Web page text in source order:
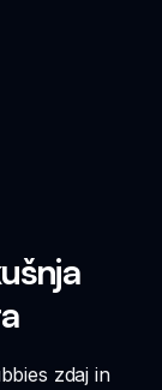
zdaj in